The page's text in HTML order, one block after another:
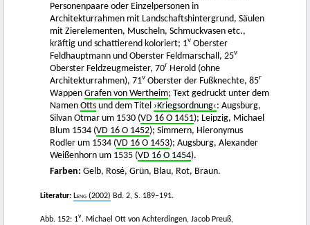
Personenpaare oder Einzelpersonen in
Architekturrahmen mit Landschaftshintergrund, Säulen
mit Zierelementen, Muscheln, Schmuckvasen etc.,
kräftig und schattierend koloriert; 1v Oberster
Feldhauptmann und Oberster Feldmarschall, 25v
Oberster Feldzeugmeister, 70r Herold (ohne
Architekturrahmen), 71v Oberster der Fußknechte, 85r
Wappen Grafen von Wertheim; Text gedruckt unter dem
Namen Otts und dem Titel ›Kriegsordnung‹: Augsburg,
Silvan Otmar um 1530 (VD 16 O 1451); Leipzig, Michael
Blum 1534 (VD 16 O 1452); Simmern, Hieronymus
Rodler um 1534 (VD 16 O 1453); Augsburg, Alexander
Weißenhorn um 1535 (VD 16 O 1454).
Farben: Gelb, Rosé, Grün, Blau, Rot, Braun.
Literatur: Leng (2002) Bd. 2, S. 189–191.
Abb. 152: 1v. Michael Ott von Achterdingen, Jacob Preuß,